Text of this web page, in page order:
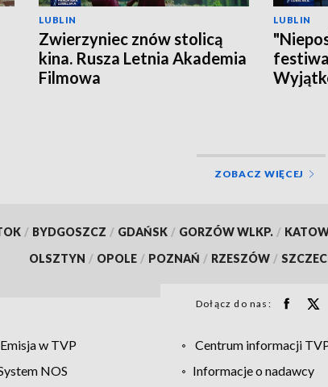
LUBLIN
Zwierzyniec znów stolicą
kina. Rusza Letnia Akademia
Filmowa
LUBLIN
ZOBACZ WIĘCEJ
/ BYDGOSZCZ / GDAŃSK / GORZÓW WLKP. /
OLSZTYN / OPOLE / POZNAŃ / RZESZÓW /
Dołącz do nas:
Emisja w TVP Centrum informacji
NOS Informacje o nadawcy